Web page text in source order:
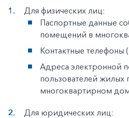
Для физических лиц:
Паспортные данные
помещений в
Контактные телефоны
Адреса электронной
пользователей
многоквартирном
Для юридических лиц: